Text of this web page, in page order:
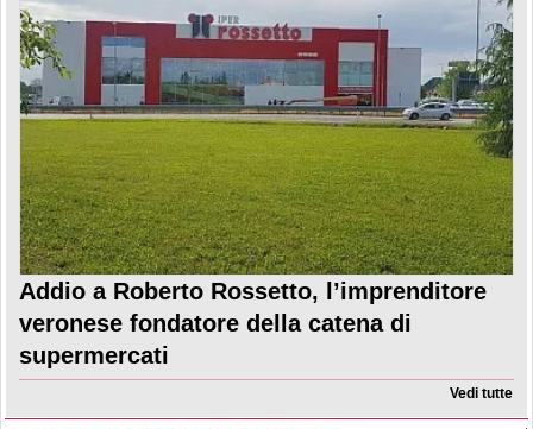
Addio a Roberto Rossetto, l’imprenditore
veronese fondatore della catena di
supermercati
Vedi tutte